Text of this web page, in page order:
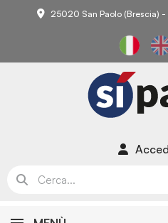
25020 San Paolo (Brescia) -